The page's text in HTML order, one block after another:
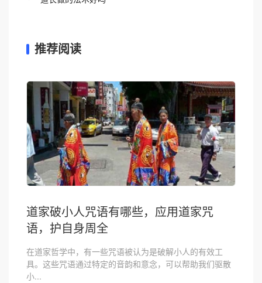
推荐阅读
道家破小人咒语有哪些，应用道家咒
语，护自身周全
在道家哲学中，有一些咒语被认为是破解小人的有效工
具。这些咒语通过特定的音韵和意念，可以帮助我们驱散
小...